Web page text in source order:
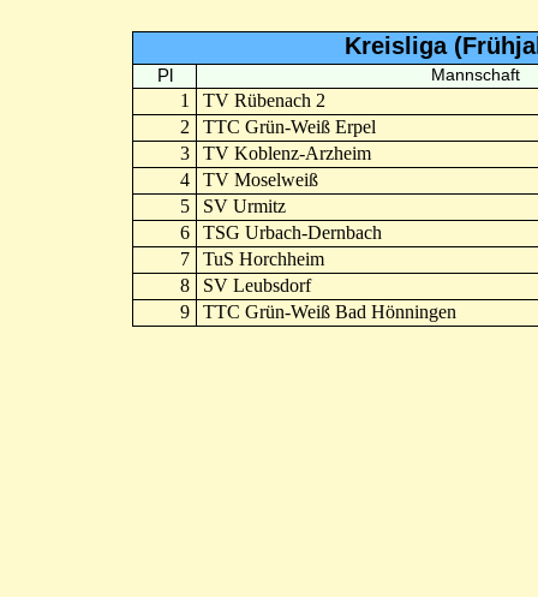
Kreisliga
Pl Mannschaft
1
TV Rübenach 2
2
TTC Grün-Weiß Erpel
3
TV Koblenz-Arzheim
4
TV Moselweiß
5
SV Urmitz
6
TSG Urbach-Dernbach
7
TuS Horchheim
8
SV Leubsdorf
9
TTC Grün-Weiß Bad Hönningen